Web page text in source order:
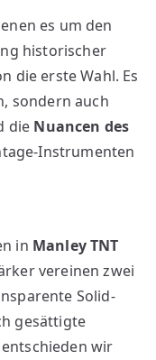
es um den
historischer
die erste Wahl. Es
sondern auch
die Nuancen des
Instrumenten
in Manley TNT
vereinen zwei
Solid-
gesättigte
wir